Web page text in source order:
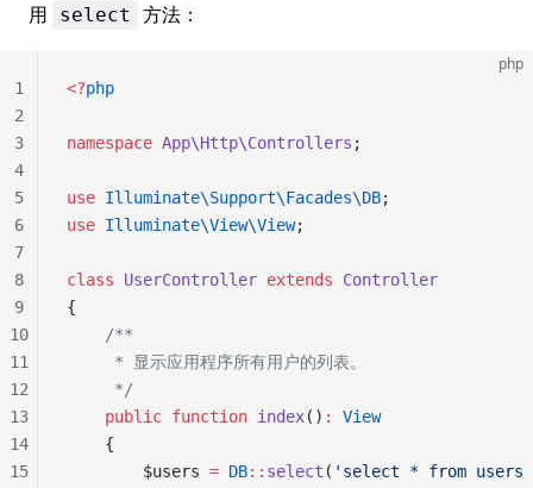
用
select 方法：
php
<?php
namespace App\Http\Controllers ;
use Illuminate\Support\Facades\DB;
use Illuminate\View\View;
class UserController extends Controller
{
    /**
     * 显示应用程序所有用户的列表。
     */
    public
function index() :
View
    {
        $users
= DB:: select ( 'select * from users
1
2
3
4
5
6
7
8
9
10
11
12
13
14
15